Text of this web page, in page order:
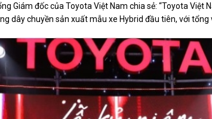
Giám đốc của Toyota Việt Nam chia sẻ: “Toyota Việt
dây chuyền sản xuất mẫu xe Hybrid đầu tiên, với tổng